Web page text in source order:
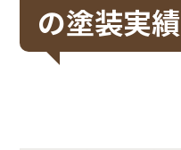
の塗装実績